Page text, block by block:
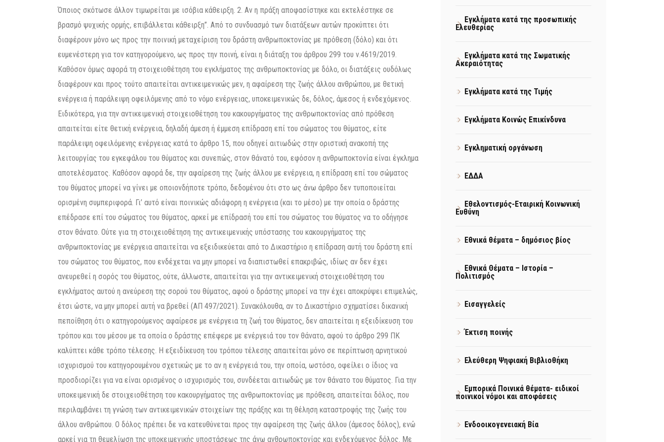
Εγκλήματα κατά της προσωπικής
Ελευθερίας
Εγκλήματα κατά της Σωματικής
Ακεραιότητας
Εγκλήματα κατά της Τιμής
Εγκλήματα Κοινώς Επικίνδυνα
Εγκληματική οργάνωση
ΕΔΔΑ
Εθελοντισμός-Εταιρική Κοινωνική
Ευθύνη
Εθνικά θέματα – δημόσιος βίος
Εθνικά Θέματα – Ιστορία –
Πολιτισμός
Εισαγγελείς
Έκτιση ποινής
Ελεύθερη Ψηφιακή Βιβλιοθήκη
Εμπορικά Ποινικά θέματα- ειδικοί
ποινικοί νόμοι και αποφάσεις
Ενδοοικογενειακή Βία